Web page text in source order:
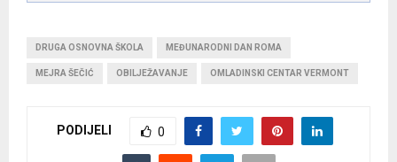
DRUGA OSNOVNA ŠKOLA MEĐUNARODNI DAN ROMA
MEJRA ŠEČIĆ OBILJEŽAVANJE OMLADINSKI CENTAR VERMONT
PODIJELI 0